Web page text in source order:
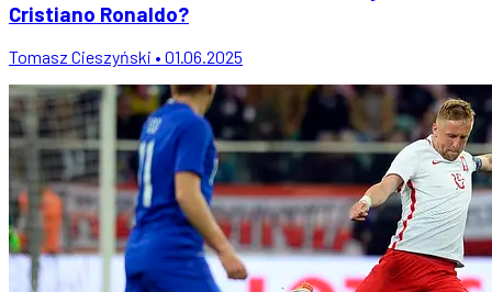
Cristiano Ronaldo?
Tomasz Cieszyński • 01.06.2025